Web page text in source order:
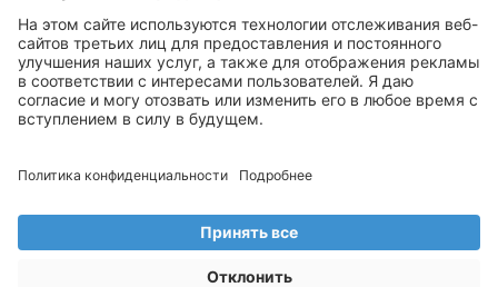
Perel Eesti AS
Mustamäe tee 62 12916, Tallinn
+3726998840
Lingid
www.perel.fi